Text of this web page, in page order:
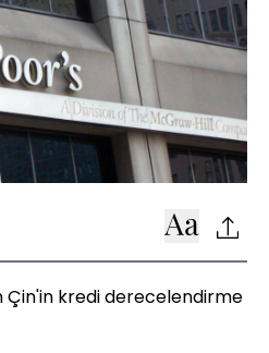
Çin'in kredi derecelendirme